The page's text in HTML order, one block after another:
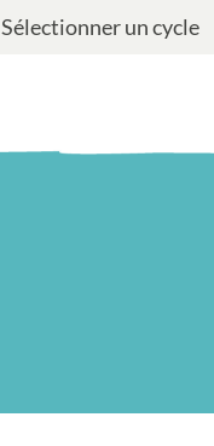
Sélectionner un cycle